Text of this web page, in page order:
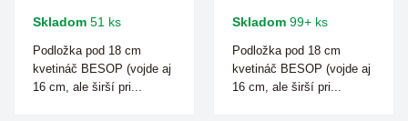
Skladom 51 ks
Podložka pod 18 cm
kvetináč BESOP (vojde aj
16 cm, ale širší pri...
Skladom 99+ ks
Podložka pod 18 cm
kvetináč BESOP (vojde aj
16 cm, ale širší pri...